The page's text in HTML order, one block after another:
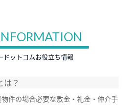
ドットコムお役立ち情報
は？
件の場合必要な敷金・礼金・仲介手